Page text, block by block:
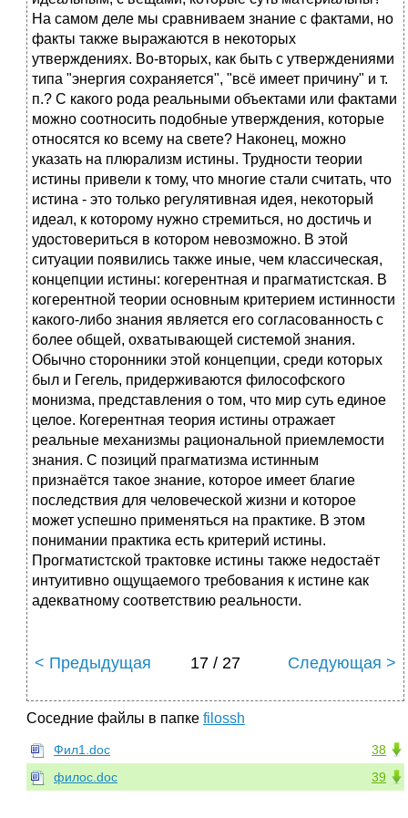
На самом деле мы сравниваем знание с фактами, но
факты также выражаются в некоторых
утверждениях. Во-вторых, как быть с утверждениями
типа "энергия сохраняется", "всё имеет причину" и т.
п.? С какого рода реальными объектами или фактами
можно соотносить подобные утверждения, которые
относятся ко всему на свете? Наконец, можно
указать на плюрализм истины. Трудности теории
истины привели к тому, что многие стали считать, что
истина - это только регулятивная идея, некоторый
идеал, к которому нужно стремиться, но достичь и
удостовериться в котором невозможно. В этой
ситуации появились также иные, чем классическая,
концепции истины: когерентная и прагматистская. В
когерентной теории основным критерием истинности
какого-либо знания является его согласованность с
более общей, охватывающей системой знания.
Обычно сторонники этой концепции, среди которых
был и Гегель, придерживаются философского
монизма, представления о том, что мир суть единое
целое. Когерентная теория истины отражает
реальные механизмы рациональной приемлемости
знания. С позиций прагматизма истинным
признаётся такое знание, которое имеет благие
последствия для человеческой жизни и которое
может успешно применяться на практике. В этом
понимании практика есть критерий истины.
Прогматистской трактовке истины также недостаёт
интуитивно ощущаемого требования к истине как
адекватному соответствию реальности.
< Предыдущая 17 / 27 Следующая >
Соседние файлы в папке filossh
38
Фил1.doc
39
филос.doc